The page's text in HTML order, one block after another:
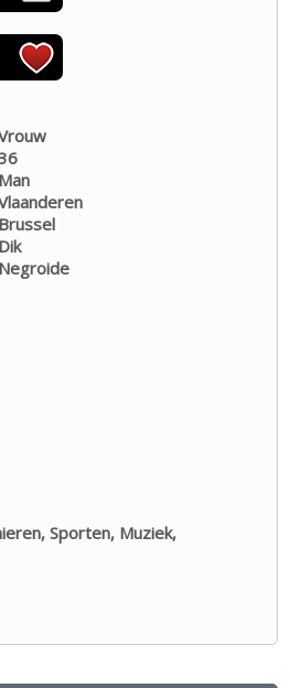
Man
Brussel
Dik
Negroide
Sporten, Muziek,